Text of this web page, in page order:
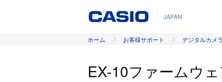
JAPAN
ホーム お客様サポート デジタルカメラ
EX-10ファームウ